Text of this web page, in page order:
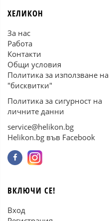
ХЕЛИКОН
За нас
Работа
Контакти
Общи условия
Политика за използване на
"бисквитки"
Политика за сигурност на
личните данни
service@helikon.bg
Helikon.bg във Facebook
ВКЛЮЧИ СЕ!
Вход